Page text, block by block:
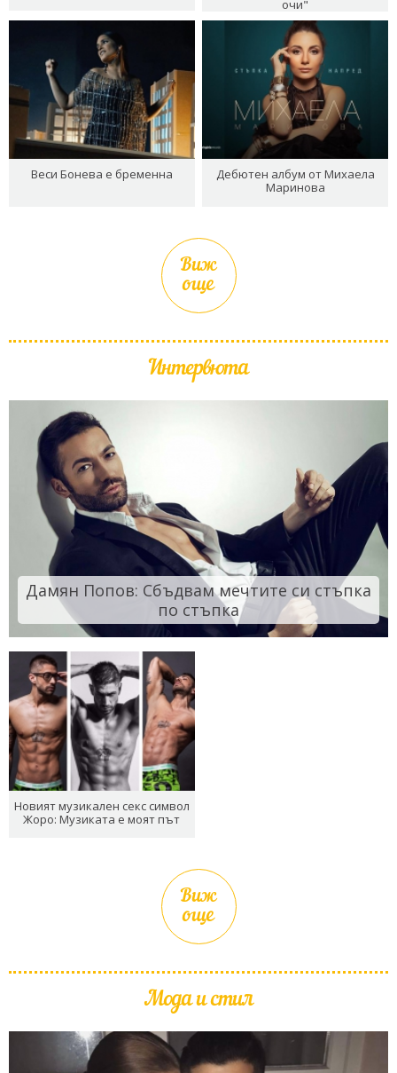
очи"
Веси Бонева е бременна
Дебютен албум от Михаела
Маринова
Виж
още
Интервюта
Дамян Попов: Сбъдвам мечтите си стъпка
по стъпка
Новият музикален секс символ
Жоро: Музиката е моят път
Виж
още
Мода и стил